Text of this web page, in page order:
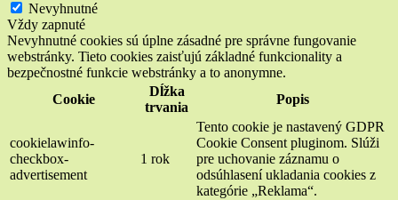
Nevyhnutné
Vždy zapnuté
Nevyhnutné cookies sú úplne zásadné pre správne fungovanie
webstránky. Tieto cookies zaisťujú základné funkcionality a
bezpečnostné funkcie webstránky a to anonymne.
Cookie
Dĺžka
trvania
Popis
cookielawinfo-
checkbox-
advertisement
1 rok
Tento cookie je nastavený GDPR
Cookie Consent pluginom. Slúži
pre uchovanie záznamu o
odsúhlasení ukladania cookies z
kategórie „Reklama“.